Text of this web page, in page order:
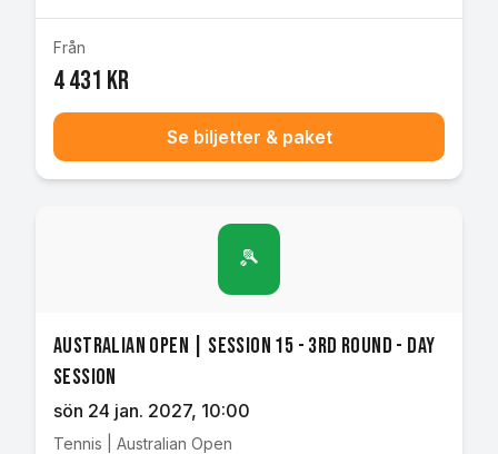
Från
4 431 kr
Se biljetter & paket
🎾
Australian Open | Session 15 - 3rd Round - Day
Session
sön 24 jan. 2027, 10:00
Tennis
Australian Open